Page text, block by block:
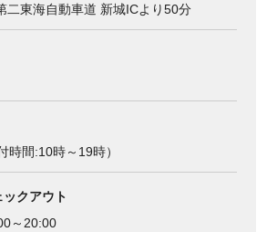
二東海自動車道 新城ICより50分
間:10時～19時）
クアウト
～20:00